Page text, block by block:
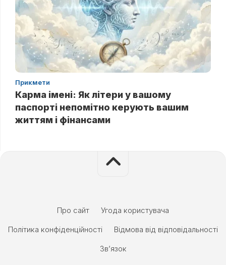
Прикмети
Карма імені: Як літери у вашому
паспорті непомітно керують вашим
життям і фінансами
Про сайт
Угода користувача
Політика конфіденційності
Відмова від відповідальності
Зв’язок